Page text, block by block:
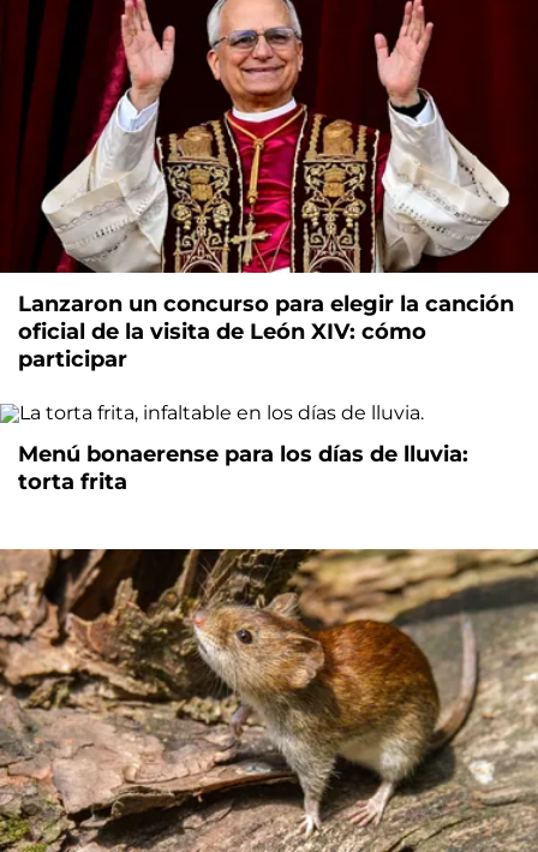
Lanzaron un concurso para elegir la canción
oficial de la visita de León XIV: cómo
participar
Menú bonaerense para los días de lluvia:
torta frita